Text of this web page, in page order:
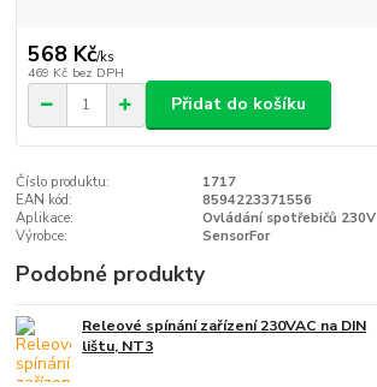
568 Kč/ks
469 Kč bez DPH
Přidat do košíku
Číslo produktu:
1717
EAN kód:
8594223371556
Aplikace:
Ovládání spotřebičů 230V
Výrobce:
SensorFor
Podobné produkty
Releové spínání zařízení 230VAC na DIN
lištu, NT3